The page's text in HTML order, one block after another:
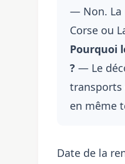
— Non. La
Corse ou
Pourquoi
? — Le
transports
en même
Date de la